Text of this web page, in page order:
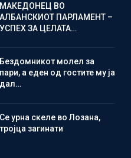
МАКЕДОНЕЦ ВО
АЛБАНСКИОТ ПАРЛАМЕНТ –
УСПЕХ ЗА ЦЕЛАТА…
Бездомникот молел за
пари, а еден од гостите му ја
дал…
Се урна скеле во Лозана,
тројца загинати